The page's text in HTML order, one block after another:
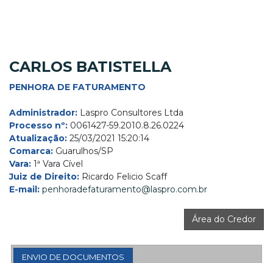
CARLOS BATISTELLA
PENHORA DE FATURAMENTO
Administrador: Laspro Consultores Ltda
Processo nº: 0061427-59.2010.8.26.0224
Atualização: 25/03/2021 15:20:14
Comarca: Guarulhos/SP
Vara: 1ª Vara Cível
Juiz de Direito: Ricardo Felicio Scaff
E-mail: penhoradefaturamento@laspro.com.br
Área do Credor
ENVIO DE DOCUMENTOS